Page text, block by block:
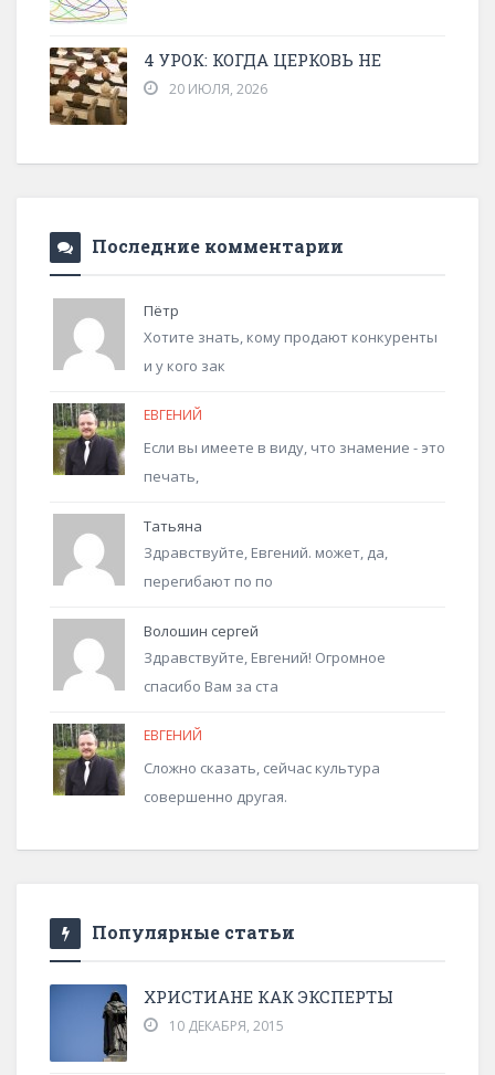
4 УРОК: КОГДА ЦЕРКОВЬ НЕ
20 ИЮЛЯ, 2026
Последние комментарии
Пётр
Хотите знать, кому продают конкуренты
и у кого зак
ЕВГЕНИЙ
Если вы имеете в виду, что знамение - это
печать,
Татьяна
Здравствуйте, Евгений. может, да,
перегибают по по
Волошин сергей
Здравствуйте, Евгений! Огромное
спасибо Вам за ста
ЕВГЕНИЙ
Сложно сказать, сейчас культура
совершенно другая.
Популярные статьи
ХРИСТИАНЕ КАК ЭКСПЕРТЫ
10 ДЕКАБРЯ, 2015